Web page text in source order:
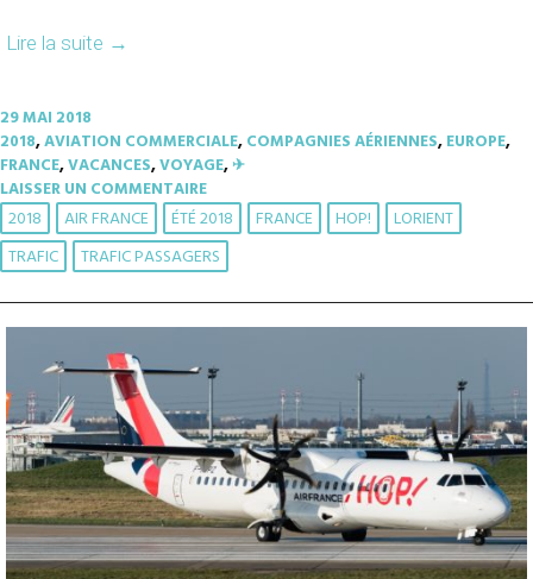
Lire la suite →
29 MAI 2018
2018,AVIATION COMMERCIALE,COMPAGNIES AÉRIENNES,EUROPE,
FRANCE,VACANCES,VOYAGE,✈︎
LAISSER UN COMMENTAIRE
2018 AIR FRANCE ÉTÉ 2018 FRANCE HOP!
LORIENT
TRAFIC
TRAFIC PASSAGERS